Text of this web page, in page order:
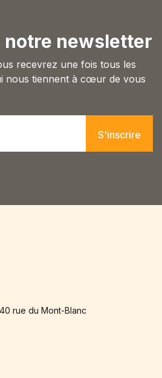
notre newsletter
recevrez une fois tous les
nous tiennent à cœur de vous
S'inscrire
rue du Mont-Blanc